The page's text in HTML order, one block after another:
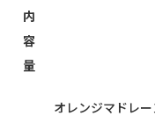
内
容
量
オレンジマドレ